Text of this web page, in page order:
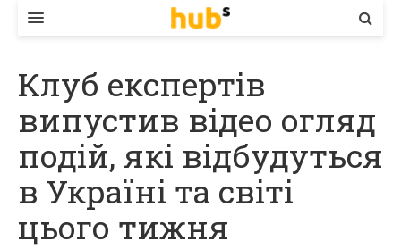
ЕКОНОМІКА
БІЗНЕС
СТАРТЕР
КОНТАКТИ
Клуб експертів
випустив відео огляд
подій, які відбудуться
в Україні та світі
цього тижня